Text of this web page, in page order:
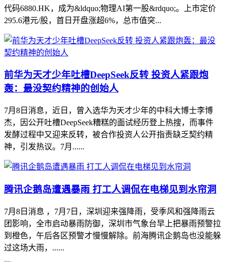
代码6880.HK，成为&ldquo;物理AI第一股&rdquo;。上市定价
295.6港元/股，首日开盘涨超6%，总市值突...
前华为天才少年吐槽DeepSeek反转 投资人紧跟炮
轰：最没契约精神的创始人
7月8日消息，近日，曾入选华为天才少年的中科大博士李博
杰，因公开吐槽DeepSeek糟糕的面试经历登上热搜，而事件
发酵过程中又迎来反转，被合作投资人公开指责缺乏契约精
神，引发热议。7月......
腾讯企鹅岛遭遇暴雨 打工人调侃在电梯见到水帘洞
7月8日消息 ，7月7日，深圳迎来强降雨，受季风和强降雨云
团影响，全市启动暴雨防御，深圳市气象台早上把暴雨预警拉
到橙色，午后各区预警才慢慢解除。前海腾讯企鹅岛也没能躲
过这场大雨，......